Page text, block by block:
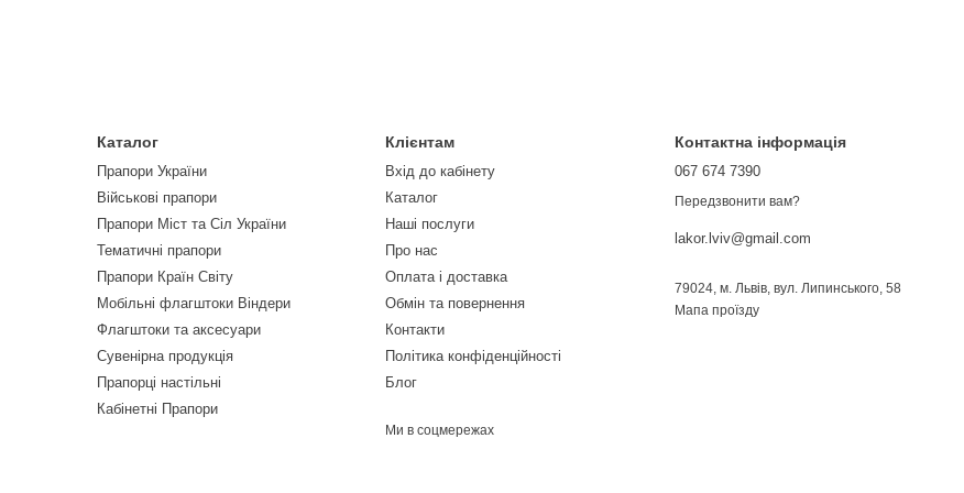
Каталог
Прапори України
Військові прапори
Прапори Міст та Сіл України
Тематичні прапори
Прапори Країн Світу
Мобільні флагштоки Віндери
Флагштоки та аксесуари
Сувенірна продукція
Прапорці настільні
Кабінетні Прапори
Клієнтам
Вхід до кабінету
Каталог
Наші послуги
Про нас
Оплата і доставка
Обмін та повернення
Контакти
Політика конфіденційності
Блог
Ми в соцмережах
Контактна інформація
067 674 7390
Передзвонити вам?
lakor.lviv@gmail.com
79024, м. Львів, вул. Липинського, 58
Мапа проїзду